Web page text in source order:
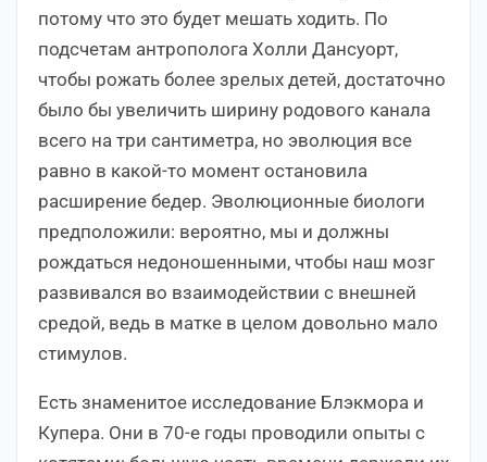
потому что это будет мешать ходить. По
подсчетам антрополога Холли Дансуорт,
чтобы рожать более зрелых детей, достаточно
было бы увеличить ширину родового канала
всего на три сантиметра, но эволюция все
равно в какой-то момент остановила
расширение бедер. Эволюционные биологи
предположили: вероятно, мы и должны
рождаться недоношенными, чтобы наш мозг
развивался во взаимодействии с внешней
средой, ведь в матке в целом довольно мало
стимулов.
Есть знаменитое исследование Блэкмора и
Купера. Они в 70-е годы проводили опыты с